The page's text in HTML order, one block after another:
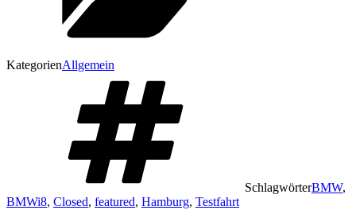
KategorienAllgemein
SchlagwörterBMW,
BMWi8, Closed, featured, Hamburg, Testfahrt